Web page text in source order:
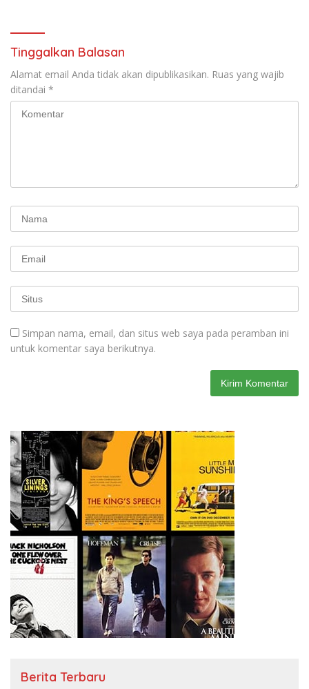
Tinggalkan Balasan
Alamat email Anda tidak akan dipublikasikan. Ruas yang wajib
ditandai *
Simpan nama, email, dan situs web saya pada peramban ini
untuk komentar saya berikutnya.
Berita Terbaru